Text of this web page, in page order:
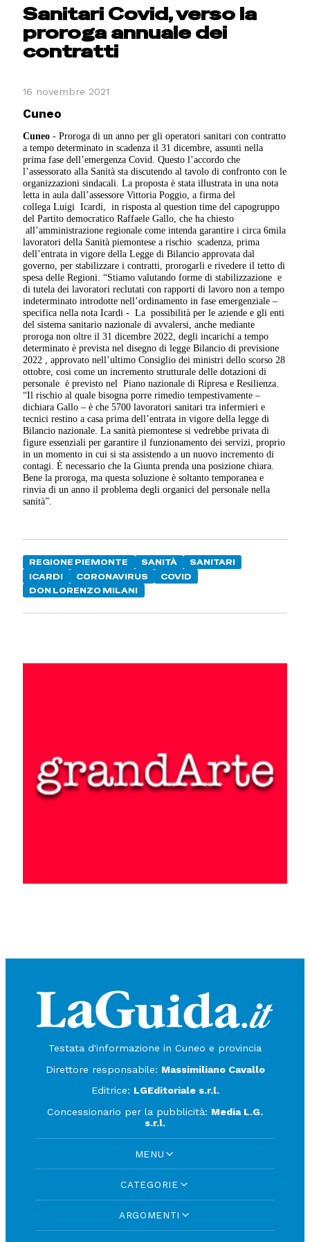
Sanitari Covid, verso la
proroga annuale dei
contratti
16 novembre 2021
Cuneo
Cuneo - Proroga di un anno per gli operatori sanitari con contratto
a tempo determinato in scadenza il 31 dicembre, assunti nella
prima fase dell’emergenza Covid. Questo l’accordo che
l’assessorato alla Sanità sta discutendo al tavolo di confronto con le
organizzazioni sindacali. La proposta è stata illustrata in una nota
letta in aula dall’assessore Vittoria Poggio, a firma del
collega Luigi Icardi, in risposta al question time del capogruppo
del Partito democratico Raffaele Gallo, che ha chiesto
all’amministrazione regionale come intenda garantire i circa 6mila
lavoratori della Sanità piemontese a rischio scadenza, prima
dell’entrata in vigore della Legge di Bilancio approvata dal
governo, per stabilizzare i contratti, prorogarli e rivedere il tetto di
spesa delle Regioni. “Stiamo valutando forme di stabilizzazione e
di tutela dei lavoratori reclutati con rapporti di lavoro non a tempo
indeterminato introdotte nell’ordinamento in fase emergenziale –
specifica nella nota Icardi - La possibilità per le aziende e gli enti
del sistema sanitario nazionale di avvalersi, anche mediante
proroga non oltre il 31 dicembre 2022, degli incarichi a tempo
determinato è prevista nel disegno di legge Bilancio di previsione
2022 , approvato nell’ultimo Consiglio dei ministri dello scorso 28
ottobre, cosi come un incremento strutturale delle dotazioni di
personale è previsto nel Piano nazionale di Ripresa e Resilienza.
“Il rischio al quale bisogna porre rimedio tempestivamente –
dichiara Gallo – è che 5700 lavoratori sanitari tra infermieri e
tecnici restino a casa prima dell’entrata in vigore della legge di
Bilancio nazionale. La sanità piemontese si vedrebbe privata di
figure essenziali per garantire il funzionamento dei servizi, proprio
in un momento in cui si sta assistendo a un nuovo incremento di
contagi. È necessario che la Giunta prenda una posizione chiara.
Bene la proroga, ma questa soluzione è soltanto temporanea e
rinvia di un anno il problema degli organici del personale nella
sanità”.
REGIONE PIEMONTE SANITÀ
SANITARI
ICARDI
CORONAVIRUS
COVID
DON LORENZO MILANI
Testata d'informazione in Cuneo e provincia
Direttore responsabile: Massimiliano Cavallo
Editrice: LGEditoriale s.r.l.
Concessionario per la pubblicità: Media L.G.
s.r.l.
MENU
CATEGORIE
ARGOMENTI